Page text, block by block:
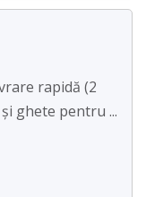
rapidă (2
ghete pentru ...